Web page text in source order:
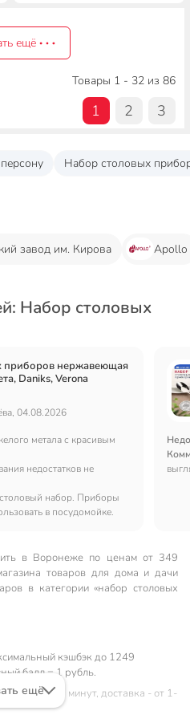
ещё
Товары 1 - 32 из 86
1 2 3
Набор столовых
завод им. Кирова Apollo
Набор столовых
приборов нержавеющая
Daniks, Verona
04.08.2026
метала с красивым
недостатков не
набор. Приборы
в посудомойке.
в Воронеже по ценам от 349
товаров для дома и дачи
в категории «набор столовых
кэшбэк до 1249
балл = 1 рубль.
от 60 минут, доставка - от 1-
ещё